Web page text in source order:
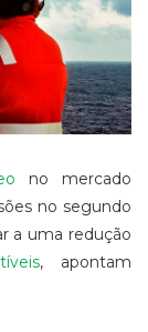
no mercado
no segundo
a uma redução
, apontam